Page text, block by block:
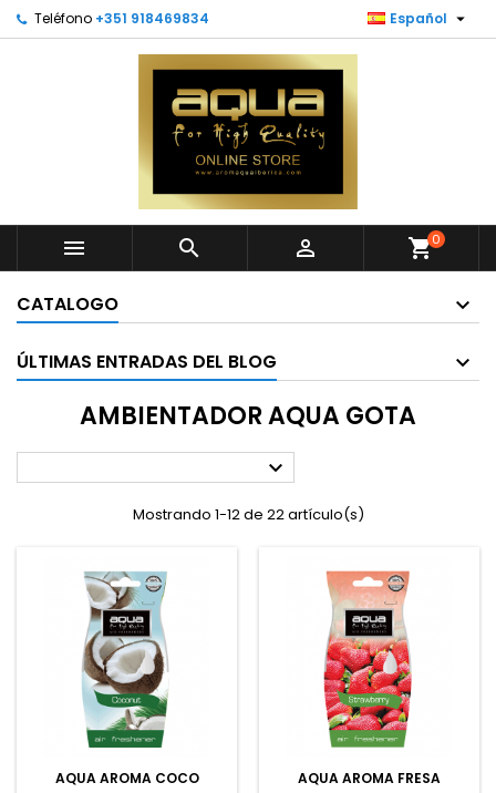
Teléfono +351 918469834 Español 
   shopping_cart0
CATALOGO
ÚLTIMAS ENTRADAS DEL BLOG
AMBIENTADOR AQUA GOTA

Mostrando 1-12 de 22 artículo(s)
AQUA AROMA COCO AQUA AROMA FRESA